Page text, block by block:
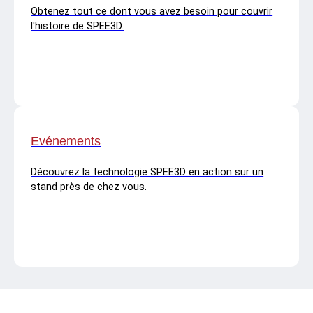
Obtenez tout ce dont vous avez besoin pour couvrir
l'histoire de SPEE3D.
Evénements
Découvrez la technologie SPEE3D en action sur un
stand près de chez vous.